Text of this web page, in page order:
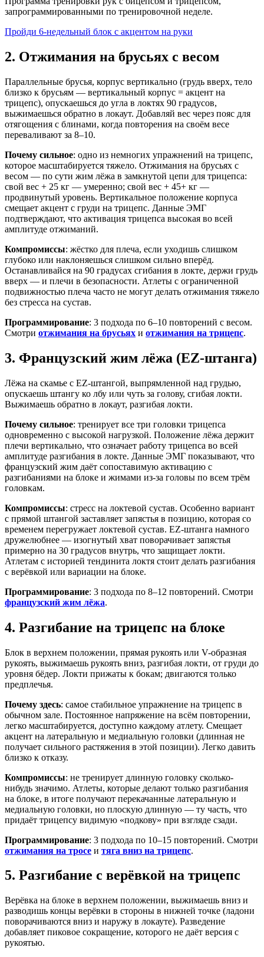
запрограммированными по тренировочной неделе.
Пройди 6-недельный блок с акцентом на руки
2. Отжимания на брусьях с весом
Параллельные брусья, корпус вертикально (грудь вверх, тело
близко к брусьям — вертикальный корпус = акцент на
трицепс), опускаешься до угла в локтях 90 градусов,
выжимаешься обратно в локаут. Добавляй вес через пояс для
отягощения с блинами, когда повторения на своём весе
переваливают за 8–10.
Почему сильное: одно из немногих упражнений на трицепс,
которое масштабируется тяжело. Отжимания на брусьях с
весом — по сути жим лёжа в замкнутой цепи для трицепса:
свой вес + 25 кг — умеренно; свой вес + 45+ кг —
продвинутый уровень. Вертикальное положение корпуса
смещает акцент с груди на трицепс. Данные ЭМГ
подтверждают, что активация трицепса высокая во всей
амплитуде отжиманий.
Компромиссы: жёстко для плеча, если уходишь слишком
глубоко или наклоняешься слишком сильно вперёд.
Останавливайся на 90 градусах сгибания в локте, держи грудь
вверх — и плечи в безопасности. Атлеты с ограниченной
подвижностью плеча часто не могут делать отжимания тяжело
без стресса на сустав.
Программирование: 3 подхода по 6–10 повторений с весом.
Смотри отжимания на брусьях и отжимания на трицепс.
3. Французский жим лёжа (EZ-штанга)
Лёжа на скамье с EZ-штангой, выпрямленной над грудью,
опускаешь штангу ко лбу или чуть за голову, сгибая локти.
Выжимаешь обратно в локаут, разгибая локти.
Почему сильное: тренирует все три головки трицепса
одновременно с высокой нагрузкой. Положение лёжа держит
плечи вертикально, что означает работу трицепса во всей
амплитуде разгибания в локте. Данные ЭМГ показывают, что
французский жим даёт сопоставимую активацию с
разгибаниями на блоке и жимами из-за головы по всем трём
головкам.
Компромиссы: стресс на локтевой сустав. Особенно вариант
с прямой штангой заставляет запястья в позицию, которая со
временем перегружает локтевой сустав. EZ-штанга намного
дружелюбнее — изогнутый хват поворачивает запястья
примерно на 30 градусов внутрь, что защищает локти.
Атлетам с историей тендинита локтя стоит делать разгибания
с верёвкой или вариации на блоке.
Программирование: 3 подхода по 8–12 повторений. Смотри
французский жим лёжа.
4. Разгибание на трицепс на блоке
Блок в верхнем положении, прямая рукоять или V-образная
рукоять, выжимаешь рукоять вниз, разгибая локти, от груди до
уровня бёдер. Локти прижаты к бокам; двигаются только
предплечья.
Почему здесь: самое стабильное упражнение на трицепс в
обычном зале. Постоянное напряжение на всём повторении,
легко масштабируется, доступно каждому атлету. Смещает
акцент на латеральную и медиальную головки (длинная не
получает сильного растяжения в этой позиции). Легко давить
близко к отказу.
Компромиссы: не тренирует длинную головку сколько-
нибудь значимо. Атлеты, которые делают только разгибания
на блоке, в итоге получают перекачанные латеральную и
медиальную головки, но плоскую длинную — ту часть, что
придаёт трицепсу видимую «подкову» при взгляде сзади.
Программирование: 3 подхода по 10–15 повторений. Смотри
отжимания на тросе и тяга вниз на трицепс.
5. Разгибание с верёвкой на трицепс
Верёвка на блоке в верхнем положении, выжимаешь вниз и
разводишь концы верёвки в стороны в нижней точке (ладони
поворачиваются вниз и наружу в локауте). Разведение
добавляет пиковое сокращение, которого не даёт версия с
рукоятью.